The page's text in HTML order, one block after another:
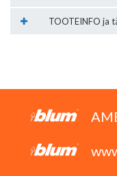
TOOTEINFO ja